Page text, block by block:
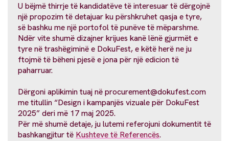
U bëjmë thirrje të kandidatëve të interesuar të dërgojnë
një propozim të detajuar ku përshkruhet qasja e tyre,
së bashku me një portofol të punëve të mëparshme.
Ndër vite shumë dizajner krijues kanë lënë gjurmët e
tyre në trashëgiminë e DokuFest, e këtë herë ne ju
ftojmë të bëheni pjesë e jona për një edicion të
paharruar.
Dërgoni aplikimin tuaj nëprocurement@dokufest.com
me titullin “Design i kampanjës vizuale për DokuFest
2025” deri më 17 maj 2025.
Për më shumë detaje, ju lutemi referojuni dokumentit të
bashkangjitur të Kushteve të Referencës.